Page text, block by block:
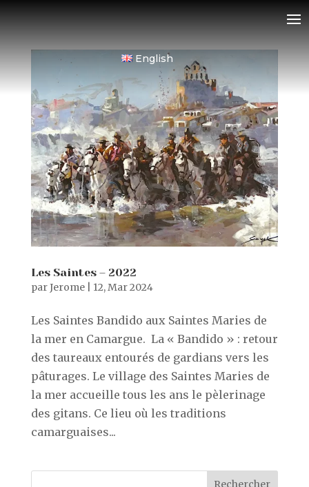
English
Les Saintes – 2022
parJerome| 12, Mar 2024
Les Saintes Bandido aux Saintes Maries de
la mer en Camargue. La « Bandido » : retour
des taureaux entourés de gardians vers les
pâturages. Le village des Saintes Maries de
la mer accueille tous les ans le pèlerinage
des gitans. Ce lieu où les traditions
camarguaises...